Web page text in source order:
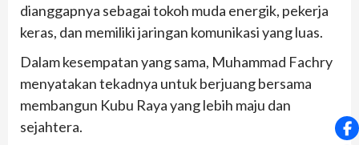
dianggapnya sebagai tokoh muda energik, pekerja
keras, dan memiliki jaringan komunikasi yang luas.
Dalam kesempatan yang sama, Muhammad Fachry
menyatakan tekadnya untuk berjuang bersama
membangun Kubu Raya yang lebih maju dan
sejahtera.